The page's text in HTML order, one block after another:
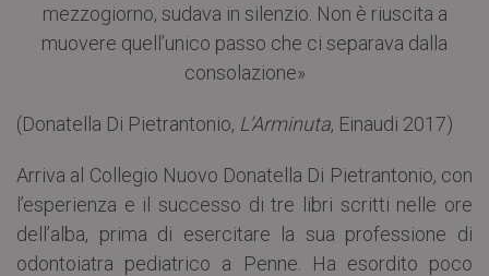
mezzogiorno, sudava in silenzio. Non è riuscita a
muovere quell’unico passo che ci separava dalla
consolazione»
(Donatella Di Pietrantonio, L’Arminuta, Einaudi 2017)
Arriva al Collegio Nuovo Donatella Di Pietrantonio, con
l’esperienza e il successo di tre libri scritti nelle ore
dell’alba, prima di esercitare la sua professione di
odontoiatra pediatrico a Penne. Ha esordito poco